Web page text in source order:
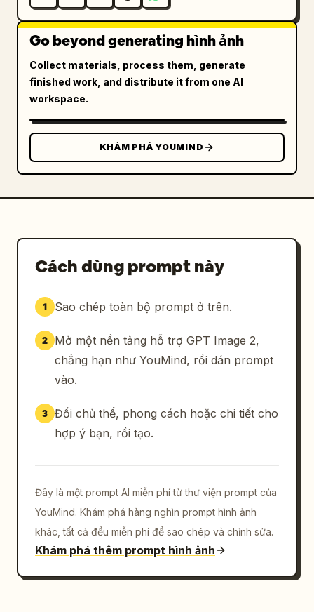
Go beyond generating hình ảnh
Collect materials, process them, generate
finished work, and distribute it from one AI
workspace.
KHÁM PHÁ YOUMIND
Cách dùng prompt này
1 Sao chép toàn bộ prompt ở trên.
2
Mở một nền tảng hỗ trợ GPT Image 2,
chẳng hạn như YouMind, rồi dán prompt
vào.
3 Đổi chủ thể, phong cách hoặc chi tiết cho
hợp ý bạn, rồi tạo.
Đây là một prompt AI miễn phí từ thư viện prompt của
YouMind. Khám phá hàng nghìn prompt hình ảnh
khác, tất cả đều miễn phí để sao chép và chỉnh sửa.
Khám phá thêm prompt hình ảnh